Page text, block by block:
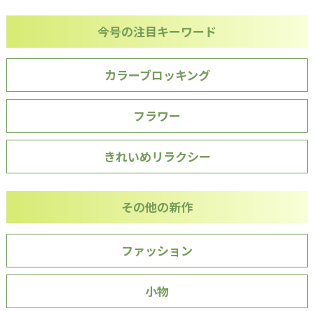
今号の注目キーワード
カラーブロッキング
フラワー
きれいめリラクシー
その他の新作
ファッション
小物